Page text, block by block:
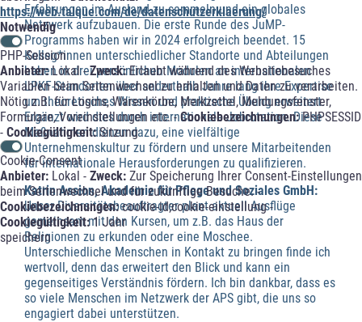
https://web.talque.com/de/datenschutzerklaerung/
Notwendig
PHP-Session
Anbieter:Lokal -Zweck:Erlaubt während des Websitebesuches
Variablen beim Seitenwechsel zu erhalten und Daten zu verarbeiten.
Nötig z.B. für Logins, Warenkörbe, Merkzettel, Meldungsfenster,
Formulare, Voreinstellungen etc. -Cookiebezeichnungen:PHPSESSID
- Cookiegültigkeit:Sitzung
Cookie-Consent
Anbieter: Lokal - Zweck: Zur Speicherung Ihrer Consent-Einstellungen
beim Seitenwechsel und für zukünftige Besuche. -
Cookiebezeichnungen:cookie-id;cookie-einstellung -
Cookiegültigkeit:1 Jahr
speichern
Erfahrungen im Ausland zu sammeln und ein globales
Netzwerk aufzubauen. Die erste Runde des JuMP-
Programms haben wir in 2024 erfolgreich beendet. 15
Kolleg*innen unterschiedlicher Standorte und Abteilungen
haben in drei persönlichen Modulen an internationalen
LPKF-Standorten über anderthalb Jahre lang ihre Expertise
um theoretisches Wissen und praktische Übung erweitert.
Ergänzt wird dies durch internationale Jobrotation. Diese
Maßnahmen dienen dazu, eine vielfältige
Unternehmenskultur zu fördern und unsere Mitarbeitenden
für internationale Herausforderungen zu qualifizieren.
Katrin Assion, Akademie für Pflege und Soziales GmbH:
Unser Diversitätsbeauftragter plant aktuell Ausflüge
gemeinsam mit den Kursen, um z.B. das Haus der
Religionen zu erkunden oder eine Moschee.
Unterschiedliche Menschen in Kontakt zu bringen finde ich
wertvoll, denn das erweitert den Blick und kann ein
gegenseitiges Verständnis fördern. Ich bin dankbar, dass es
so viele Menschen im Netzwerk der APS gibt, die uns so
engagiert dabei unterstützen.